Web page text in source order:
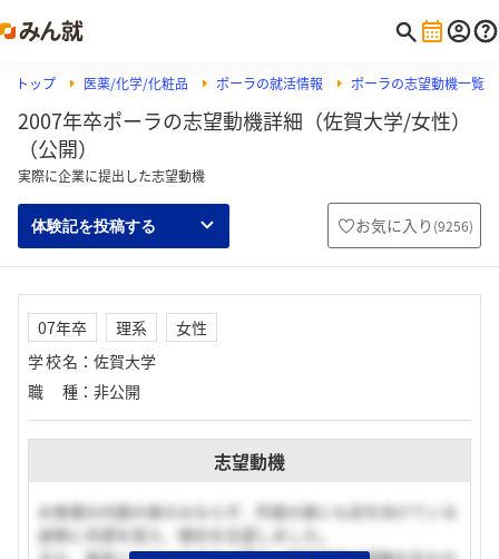
トップ 医薬/化学/化粧品 ポーラの就活情報 ポーラの志望動機一覧
2007年卒ポーラの志望動機詳細（佐賀大学/女性）
（公開）
実際に企業に提出した志望動機
体験記を投稿する お気に入り (9256)
07年卒 理系
女性
学校名 ： 佐賀大学
職種 ： 非公開
志望動機
お客様の内面の美のみならず、外面の美にも目を向けている
姿勢に共感を覚え、御社を志望しました。